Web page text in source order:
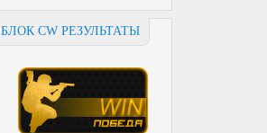
БЛОК CW РЕЗУЛЬТАТЫ